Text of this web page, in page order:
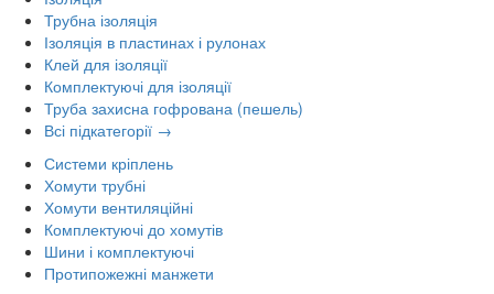
Трубна ізоляція
Ізоляція в пластинах і рулонах
Клей для ізоляції
Комплектуючі для ізоляції
Труба захисна гофрована (пешель)
Всі підкатегорії →
Системи кріплень
Хомути трубні
Хомути вентиляційні
Комплектуючі до хомутів
Шини і комплектуючі
Протипожежні манжети